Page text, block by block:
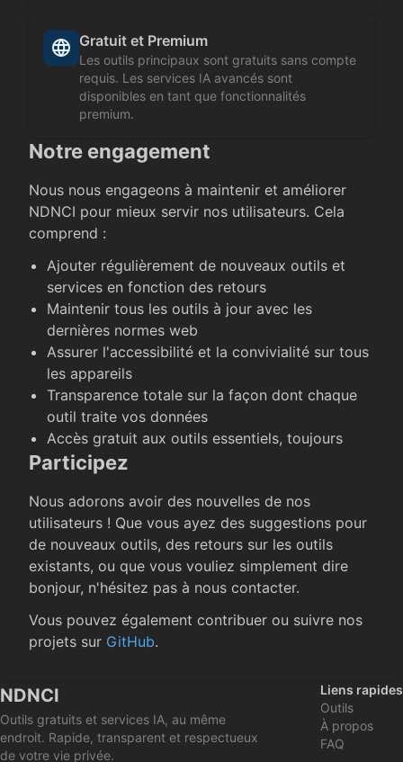
Gratuit et Premium
Les outils principaux sont gratuits sans compte
requis. Les services IA avancés sont
disponibles en tant que fonctionnalités
premium.
Notre engagement
Nous nous engageons à maintenir et améliorer
NDNCI pour mieux servir nos utilisateurs. Cela
comprend :
Ajouter régulièrement de nouveaux outils et
services en fonction des retours
Maintenir tous les outils à jour avec les
dernières normes web
Assurer l'accessibilité et la convivialité sur tous
les appareils
Transparence totale sur la façon dont chaque
outil traite vos données
Accès gratuit aux outils essentiels, toujours
Participez
Nous adorons avoir des nouvelles de nos
utilisateurs ! Que vous ayez des suggestions pour
de nouveaux outils, des retours sur les outils
existants, ou que vous vouliez simplement dire
bonjour, n'hésitez pas à nous contacter.
Vous pouvez également contribuer ou suivre nos
projets sur GitHub.
NDNCI
Outils gratuits et services IA, au même
endroit. Rapide, transparent et respectueux
de votre vie privée.
Liens rapides
Outils
À propos
FAQ